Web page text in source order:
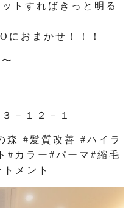
トすればきっと明る
におまかせ！！！
－１２－１
森 #髪質改善 #ハイラ
#カラー#パーマ#縮毛
メント